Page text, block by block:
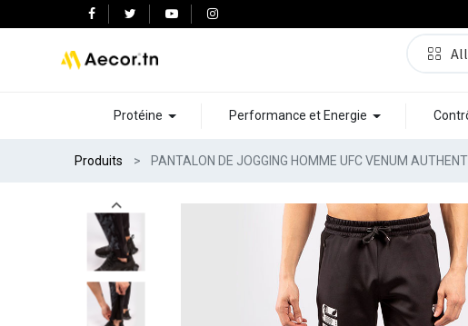
All
Protéine Performance et Energie
Produits PANTALON DE JOGGING HOMME UFC VENUM